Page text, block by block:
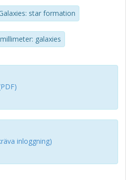
luminosity (LFIR. © ESO 2013.
star formation
galaxies
inloggning)